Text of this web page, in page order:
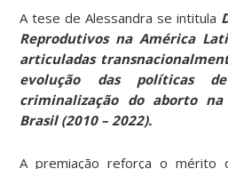
A tese de Alessandra se intitula
Reprodutivos na América
articuladas
evolução das políticas
criminalização do aborto
Brasil (2010 – 2022).
A premiação reforça o mérito